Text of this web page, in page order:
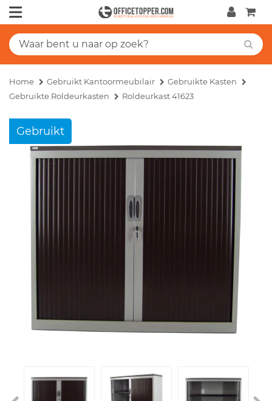
Home Gebruikt Kantoormeubilair
Gebruikte Kasten
Gebruikte Roldeurkasten
Roldeurkast 41623
Gebruikt